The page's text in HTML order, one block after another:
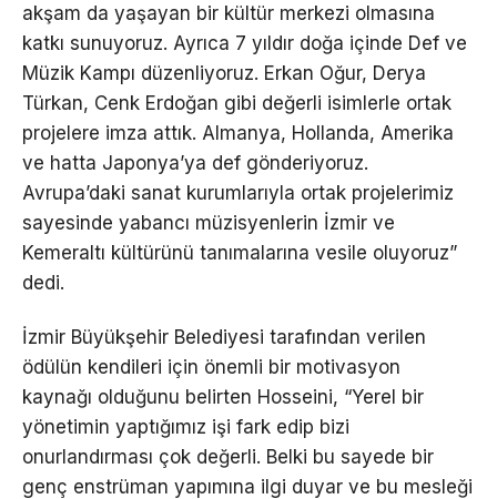
akşam da yaşayan bir kültür merkezi olmasına
katkı sunuyoruz. Ayrıca 7 yıldır doğa içinde Def ve
Müzik Kampı düzenliyoruz. Erkan Oğur, Derya
Türkan, Cenk Erdoğan gibi değerli isimlerle ortak
projelere imza attık. Almanya, Hollanda, Amerika
ve hatta Japonya’ya def gönderiyoruz.
Avrupa’daki sanat kurumlarıyla ortak projelerimiz
sayesinde yabancı müzisyenlerin İzmir ve
Kemeraltı kültürünü tanımalarına vesile oluyoruz”
dedi.
İzmir Büyükşehir Belediyesi tarafından verilen
ödülün kendileri için önemli bir motivasyon
kaynağı olduğunu belirten Hosseini, “Yerel bir
yönetimin yaptığımız işi fark edip bizi
onurlandırması çok değerli. Belki bu sayede bir
genç enstrüman yapımına ilgi duyar ve bu mesleği